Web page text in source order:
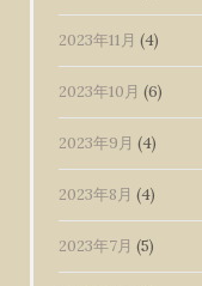
2023年11月 (4)
2023年10月 (6)
2023年9月 (4)
2023年8月 (4)
2023年7月 (5)